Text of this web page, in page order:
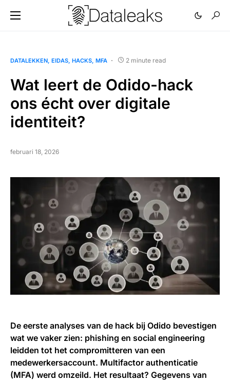
DATALEKKEN EIDAS HACKS MFA 2 minute read
Wat leert de Odido-hack
ons écht over digitale
identiteit?
februari 18, 2026
De eerste analyses van de hack bij Odido bevestigen
wat we vaker zien: phishing en social engineering
leidden tot het compromitteren van een
medewerkersaccount. Multifactor authenticatie
(MFA) werd omzeild. Het resultaat? Gegevens van